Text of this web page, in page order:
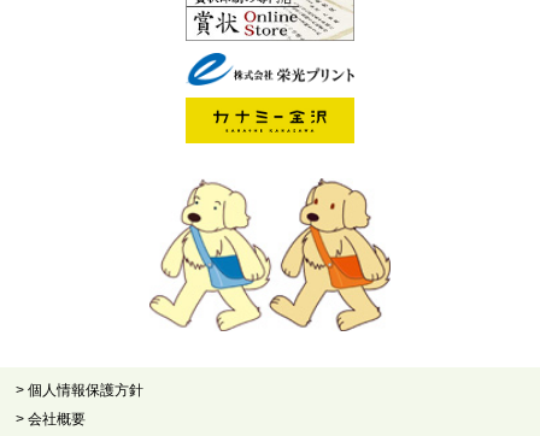
> 個人情報保護方針
> 会社概要